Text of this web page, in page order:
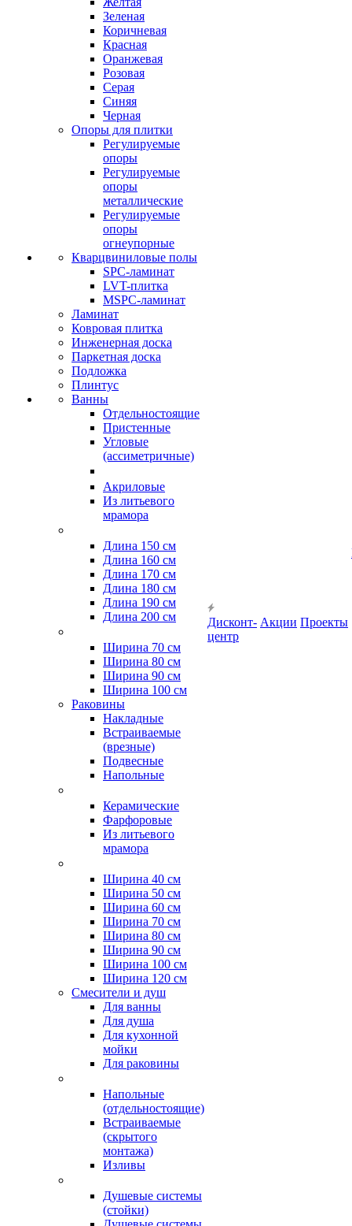
Зеленая
Коричневая
Красная
Оранжевая
Розовая
Серая
Синяя
Черная
Опоры для плитки
Регулируемые
опоры
Регулируемые
опоры
металлические
Регулируемые
опоры
огнеупорные
Кварцвиниловые полы
SPC-ламинат
LVT-плитка
MSPC-ламинат
Ламинат
Ковровая плитка
Инженерная доска
Паркетная доска
Подложка
Плинтус
Ванны
Отдельностоящие
Пристенные
Угловые
(ассиметричные)
Акриловые
Из литьевого
мрамора
Длина 150 см
Длина 160 см
Длина 170 см
Длина 180 см
Длина 190 см
Длина 200 см
Ширина 70 см
Ширина 80 см
Ширина 90 см
Ширина 100 см
Раковины
Накладные
Встраиваемые
(врезные)
Подвесные
Напольные
Керамические
Фарфоровые
Из литьевого
мрамора
Ширина 40 см
Ширина 50 см
Ширина 60 см
Ширина 70 см
Ширина 80 см
Ширина 90 см
Ширина 100 см
Ширина 120 см
Смесители и душ
Для ванны
Для душа
Для кухонной
мойки
Для раковины
Напольные
(отдельностоящие)
Встраиваемые
(скрытого
монтажа)
Изливы
Душевые системы
(стойки)
Дисконт-
центр
Акции Проекты